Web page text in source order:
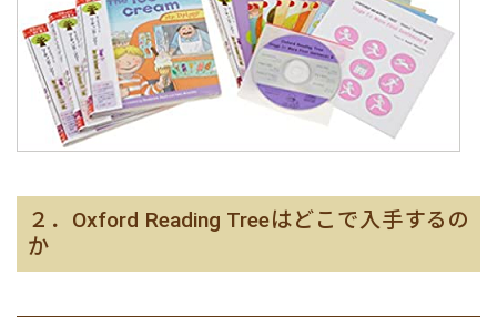
２．Oxford Reading Treeはどこで入手するの
か